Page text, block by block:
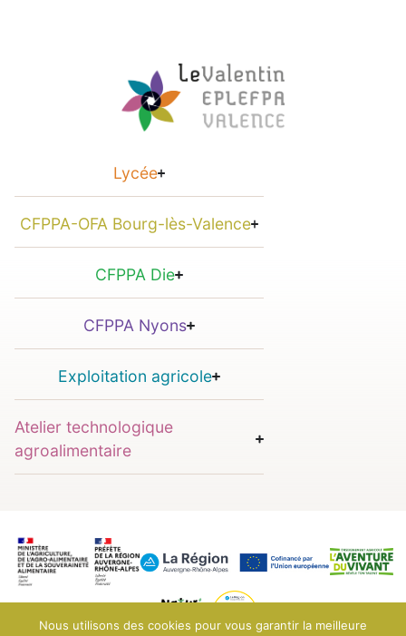
Lycée
CFPPA-OFA Bourg-lès-Valence
CFPPA Die
CFPPA Nyons
Exploitation agricole
Atelier technologique
agroalimentaire
Nous utilisons des cookies pour vous garantir la meilleure